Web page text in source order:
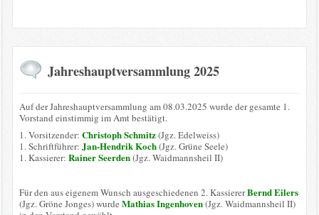
Jahreshauptversammlung 2025
Auf der Jahreshauptversammlung am 08.03.2025 wurde der gesamte 1.
Vorstand einstimmig im Amt bestätigt.
1. Vorsitzender: Christoph Schmitz(Jgz. Edelweiss)
1. Schriftführer: Jan-Hendrik Koch(Jgz. Grüne Seele)
1. Kassierer: Rainer Seerden(Jgz. Waidmannsheil II)
Für den aus eigenem Wunsch ausgeschiedenen 2. KassiererBernd Eilers
(Jgz. Gröne Jonges) wurde Mathias Ingenhoven(Jgz. Waidmannsheil II)